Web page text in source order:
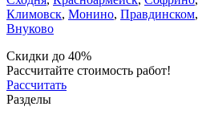
Климовск, Монино, Правдинском,
Внуково
Скидки до 40%
Рассчитайте стоимость работ!
Рассчитать
Разделы